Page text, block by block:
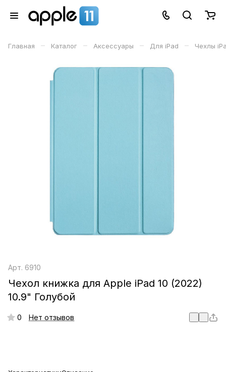
Главная – Каталог – Аксессуары – Для iPad – Чехлы
Арт. 6910
Чехол книжка для Apple iPad 10 (2022)
10.9" Голубой
0 Нет отзывов